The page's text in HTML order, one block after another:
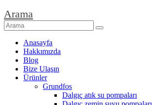
Arama
Anasayfa
Hakkımızda
Blog
Bize Ulaşın
Ürünler
Grundfos
Dalgıç atık su pompaları